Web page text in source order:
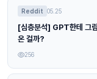
Reddit 05.25
[심층분석] GPT한테 그
온 걸까?
256